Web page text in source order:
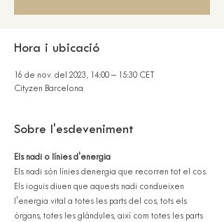
Hora i ubicació
16 de nov. del 2023, 14:00 – 15:30 CET
Cityzen Barcelona
Sobre l'esdeveniment
Els nadi o línies d'energia
Els nadi són línies denergia que recorren tot el cos.
Els ioguis diuen que aquests nadi condueixen
l'energia vital a totes les parts del cos, tots els
òrgans, totes les glàndules, així com totes les parts